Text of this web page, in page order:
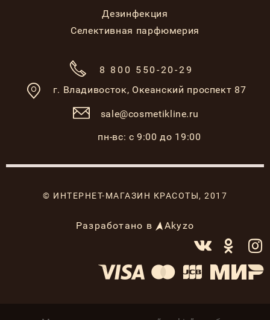
Дезинфекция
Селективная парфюмерия
8 800 550-20-29
г. Владивосток, Океанский проспект 87
sale@cosmetikline.ru
пн-вс: с 9:00 до 19:00
© ИНТЕРНЕТ-МАГАЗИН КРАСОТЫ, 2017
Разработано в Akyzo